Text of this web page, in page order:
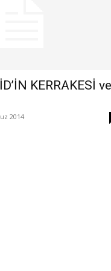
KERRAKESİ ve
2014